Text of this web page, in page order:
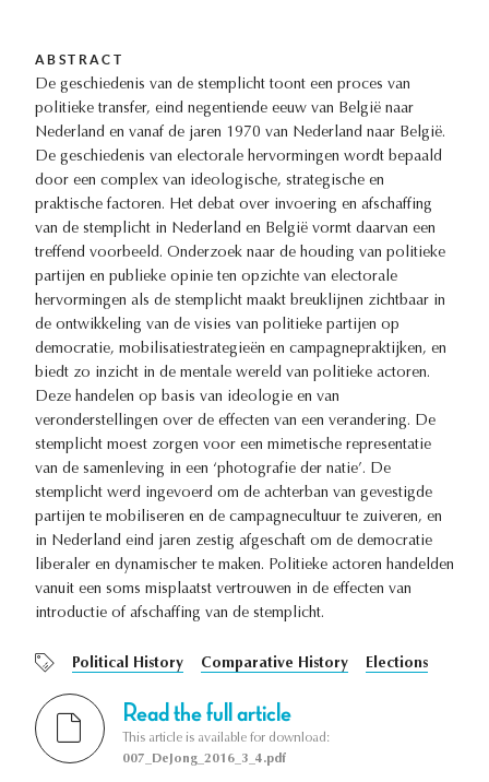
ABSTRACT
De geschiedenis van de stemplicht toont een proces van
politieke transfer, eind negentiende eeuw van België naar
Nederland en vanaf de jaren 1970 van Nederland naar België.
De geschiedenis van electorale hervormingen wordt bepaald
door een complex van ideologische, strategische en
praktische factoren. Het debat over invoering en afschaffing
van de stemplicht in Nederland en België vormt daarvan een
treffend voorbeeld. Onderzoek naar de houding van politieke
partijen en publieke opinie ten opzichte van electorale
hervormingen als de stemplicht maakt breuklijnen zichtbaar in
de ontwikkeling van de visies van politieke partijen op
democratie, mobilisatiestrategieën en campagnepraktijken, en
biedt zo inzicht in de mentale wereld van politieke actoren.
Deze handelen op basis van ideologie en van
veronderstellingen over de effecten van een verandering. De
stemplicht moest zorgen voor een mimetische representatie
van de samenleving in een ‘photografie der natie’. De
stemplicht werd ingevoerd om de achterban van gevestigde
partijen te mobiliseren en de campagnecultuur te zuiveren, en
in Nederland eind jaren zestig afgeschaft om de democratie
liberaler en dynamischer te maken. Politieke actoren handelden
vanuit een soms misplaatst vertrouwen in de effecten van
introductie of afschaffing van de stemplicht.
Political History Comparative History Elections
Read the full article
This article is available for download:
007_DeJong_2016_3_4.pdf